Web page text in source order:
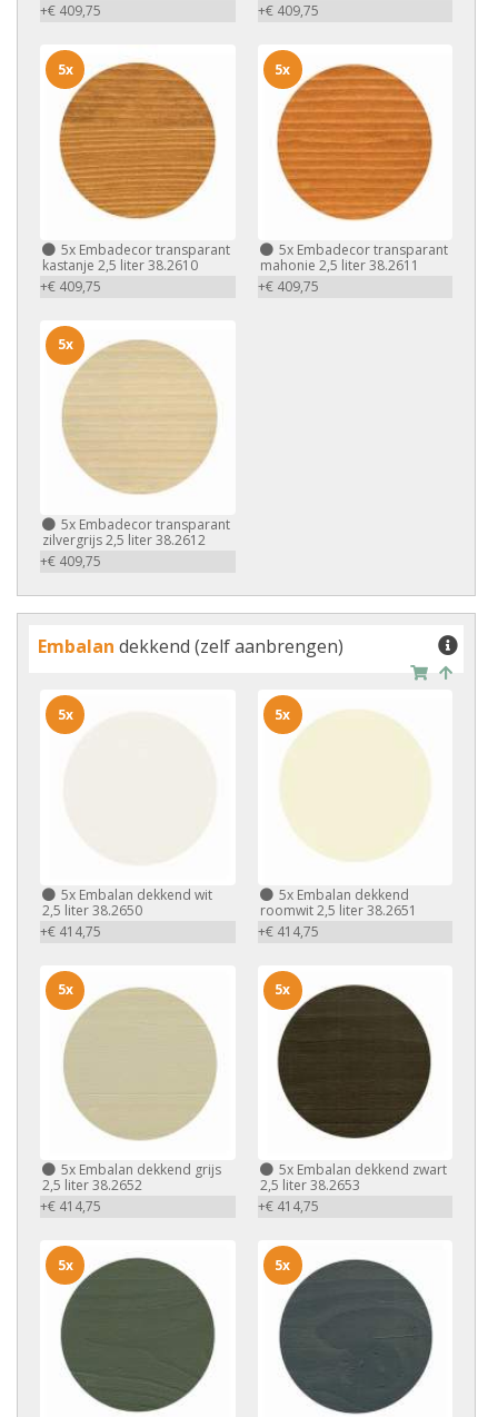
+€ 409,75
+€ 409,75
5x Embadecor transparant
kastanje 2,5 liter 38.2610
+€ 409,75
5x
5xEmbadecor transparant
mahonie 2,5 liter 38.2611
+€ 409,75
5x
5x Embadecor transparant
zilvergrijs 2,5 liter 38.2612
+€ 409,75
5x
Embalan dekkend (zelf aanbrengen)
5x Embalan dekkend wit
2,5 liter 38.2650
+€ 414,75
5x
5xEmbalan dekkend
roomwit 2,5 liter 38.2651
+€ 414,75
5x
5x Embalan dekkend grijs
2,5 liter 38.2652
+€ 414,75
5x
5xEmbalan dekkend zwart
2,5 liter 38.2653
+€ 414,75
5x
5x 5x